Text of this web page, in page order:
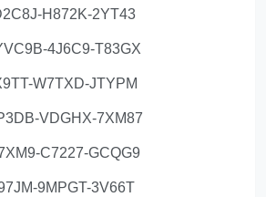
H872K-2YT43
4J6C9-T83GX
W7TXD-JTYPM
VDGHX-7XM87
C7227-GCQG9
9MPGT-3V66T